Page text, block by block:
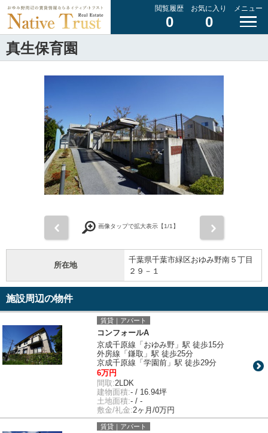
閲覧履歴
0
お気に入り
0
メニュー
真生保育園
画像タップで拡大表示【1/1】
所在地
千葉県千葉市緑区おゆみ野南５丁目
２９－１
施設周辺の物件
賃貸｜アパート
コンフォールA
京成千原線「おゆみ野」駅 徒歩15分
外房線「鎌取」駅 徒歩25分
京成千原線「学園前」駅 徒歩29分
6万円
間取:2LDK
建物面積:- / 16.94坪
土地面積:- / -
敷金/礼金:2ヶ月/0万円
賃貸｜アパート